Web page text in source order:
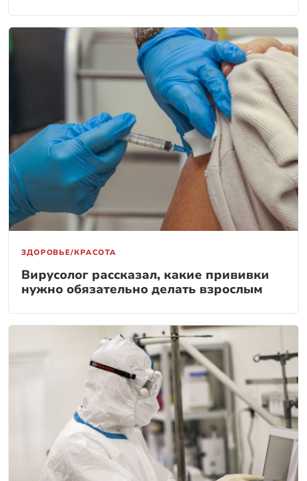
ЗДОРОВЬЕ/КРАСОТА
Вирусолог рассказал, какие прививки
нужно обязательно делать взрослым